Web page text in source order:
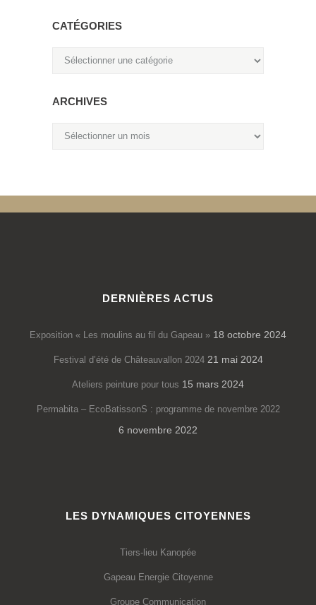
CATÉGORIES
ARCHIVES
DERNIÈRES ACTUS
Exposition « Les moulins au fil du Gapeau » 18 octobre 2024
Festival d’été de Châteauvallon 2024 21 mai 2024
Ateliers peinture pour tous 15 mars 2024
Permabita – EcoBatissonS : programme de novembre 2022
6 novembre 2022
LES DYNAMIQUES CITOYENNES
Tiers-lieu Kanopée
Gapeau Energie Citoyenne
Groupe Communication